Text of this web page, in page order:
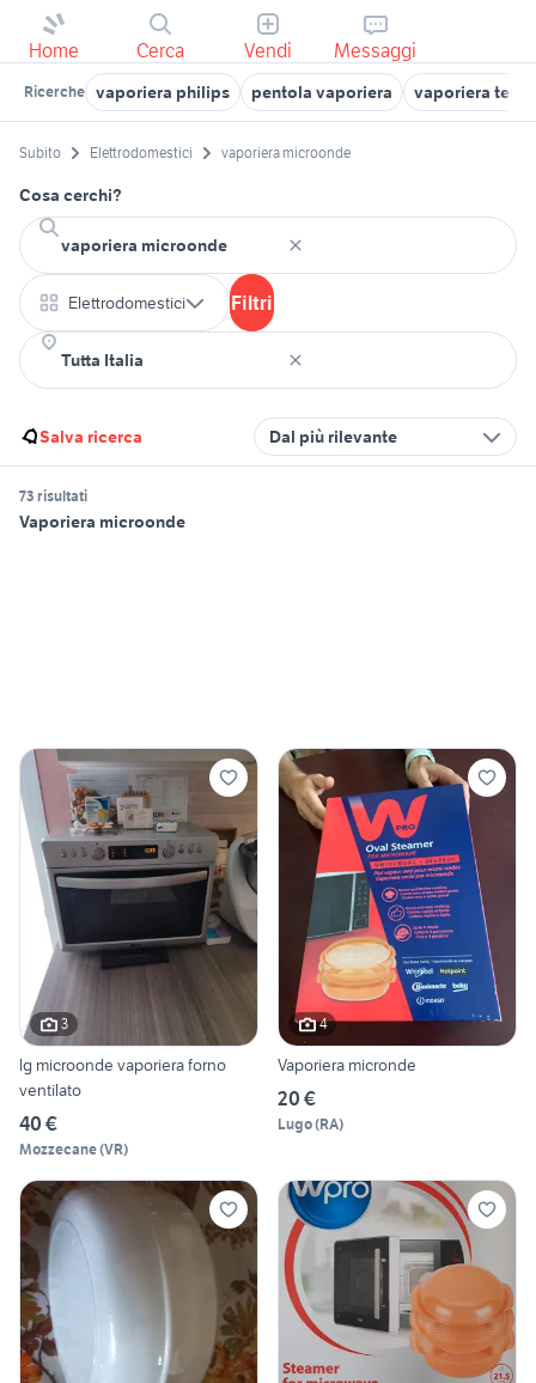
Home Cerca Vendi Messaggi
Ricerche vaporiera philips pentola vaporiera vaporiera tefal
Subito Elettrodomestici vaporiera microonde
Cosa cerchi?
Elettrodomestici Filtri
Salva ricerca Dal più rilevante
73 risultati
Vaporiera microonde
3
lg microonde vaporiera forno
ventilato
40 €
Mozzecane(VR)
4
Vaporiera micronde
20 €
Lugo(RA)